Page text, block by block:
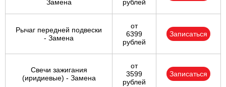
Замена
рублей
Рычаг передней подвески
- Замена
от
6399
рублей
Записаться
Свечи зажигания
(иридиевые) - Замена
от
3599
рублей
Записаться